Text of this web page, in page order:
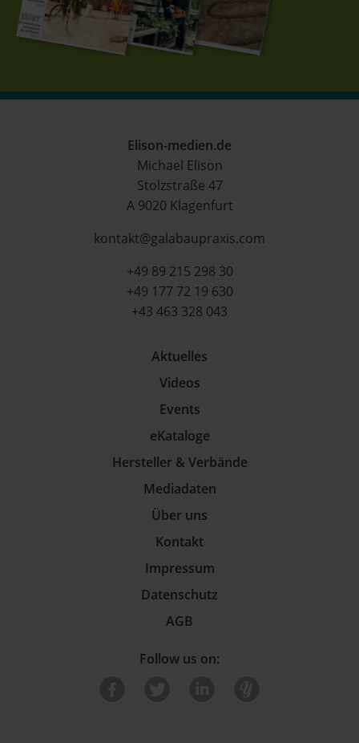
Elison-medien.de
Michael Elison
Stolzstraße 47
A 9020 Klagenfurt
kontakt@galabaupraxis.com
+49 89 215 298 30
+49 177 72 19 630
+43 463 328 043
Aktuelles
Videos
Events
eKataloge
Hersteller & Verbände
Mediadaten
Über uns
Kontakt
Impressum
Datenschutz
AGB
Follow us on: